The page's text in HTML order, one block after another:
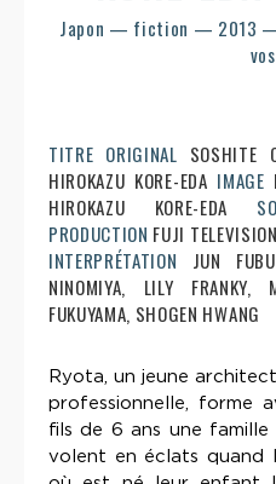
Japon — fiction — 2013
TITRE ORIGINAL SOSHITE
HIROKAZU KORE-EDA IMAGE
HIROKAZU KORE-EDA
PRODUCTION FUJI
INTERPRÉTATION
JUN
NINOMIYA, LILY FRANKY,
FUKUYAMA, SHOGEN HWANG
Ryota, un jeune
professionnelle, forme
fils de 6 ans une famille
volent en éclats quand